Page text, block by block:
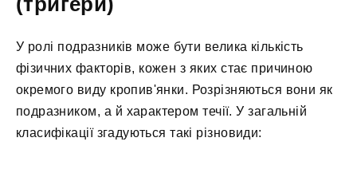
У ролі подразників може бути велика кількість
фізичних факторів, кожен з яких стає причиною
окремого виду кропив'янки. Розрізняються вони як
подразником, а й характером течії. У загальній
класифікації згадуються такі різновиди: